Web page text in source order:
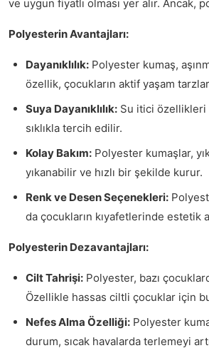
ve uygun fiyatlı olması yer alır. Ancak,
Polyesterin Avantajları:
Dayanıklılık: Polyester kumaş,
özellik, çocukların aktif yaşam
Suya Dayanıklılık: Su itici özellikleri
sıklıkla tercih edilir.
Kolay Bakım: Polyester kumaşlar,
yıkanabilir ve hızlı bir şekilde kurur.
Renk ve Desen Seçenekleri:
da çocukların kıyafetlerinde estetik
Polyesterin Dezavantajları:
Cilt Tahrişi: Polyester, bazı
Özellikle hassas ciltli çocuklar için
Nefes Alma Özelliği: Polyester
durum, sıcak havalarda terlemeyi